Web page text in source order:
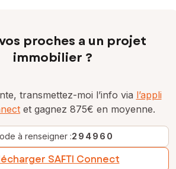
proches a un projet
immobilier ?
transmettez-moi l’info via l’appli
et gagnez 875€ en moyenne.
à renseigner :294960
SAFTI Connect